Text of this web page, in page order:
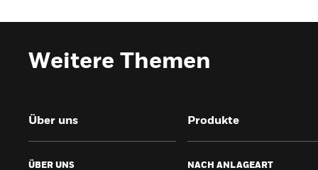
Weitere Themen
Über uns
ÜBER UNS
Produkte
NACH ANLAGEART